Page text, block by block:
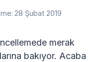
28 Şubat 2019
merak
bakıyor. Acaba